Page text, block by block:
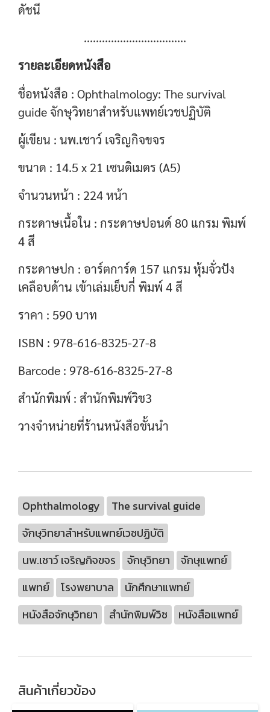
ดัชนี
..................................
รายละเอียดหนังสือ
ชื่อหนังสือ : Ophthalmology: The survival
guide จักษุวิทยาสำหรับแพทย์เวชปฏิบัติ
ผู้เขียน : นพ.เชาว์ เจริญกิจขจร
ขนาด : 14.5 x 21 เซนติเมตร (A5)
จำนวนหน้า : 224 หน้า
กระดาษเนื้อใน : กระดาษปอนด์ 80 แกรม พิมพ์
4 สี
กระดาษปก : อาร์ตการ์ด 157 แกรม หุ้มจั่วปัง
เคลือบด้าน เข้าเล่มเย็บกี่ พิมพ์ 4 สี
ราคา : 590 บาท
ISBN : 978-616-8325-27-8
Barcode : 978-616-8325-27-8
สำนักพิมพ์ : สำนักพิมพ์วิช3
วางจำหน่ายที่ร้านหนังสือชั้นนำ
Ophthalmology
The survival guide
จักษุวิทยาสำหรับแพทย์เวชปฏิบัติ
นพ.เชาว์ เจริญกิจขจร
จักษุวิทยา
จักษุแพทย์
แพทย์
โรงพยาบาล
นักศึกษาแพทย์
หนังสือจักษุวิทยา
สำนักพิมพ์วิช หนังสือแพทย์
สินค้าเกี่ยวข้อง